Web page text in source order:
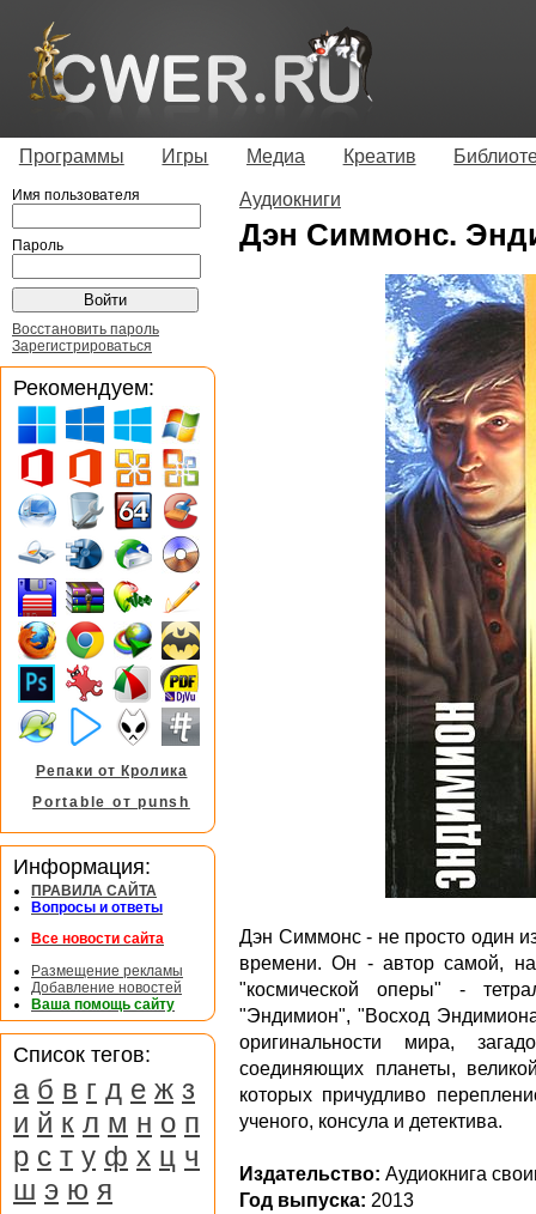
Программы Игры Медиа Креатив
Аудиокниги
Дэн Симмонс.
Дэн Симмонс - не просто один
времени. Он - автор самой,
"космической оперы" -
"Эндимион", "Восход
оригинальности мира,
соединяющих планеты,
которых причудливо
ученого, консула и детектива.
Издательство: Аудиокнига
Год выпуска: 2013
Имя пользователя
Пароль
Восстановить пароль
Зарегистрироваться
Рекомендуем:
Репаки от Кролика
Portable от punsh
Информация:
ПРАВИЛА САЙТА
Вопросы и ответы
Все новости сайта
Размещение рекламы
Добавление новостей
Ваша помощь сайту
Список тегов:
а б в г д е ж з
и й к л м н о п
р с т у ф х ц ч
ш э ю я